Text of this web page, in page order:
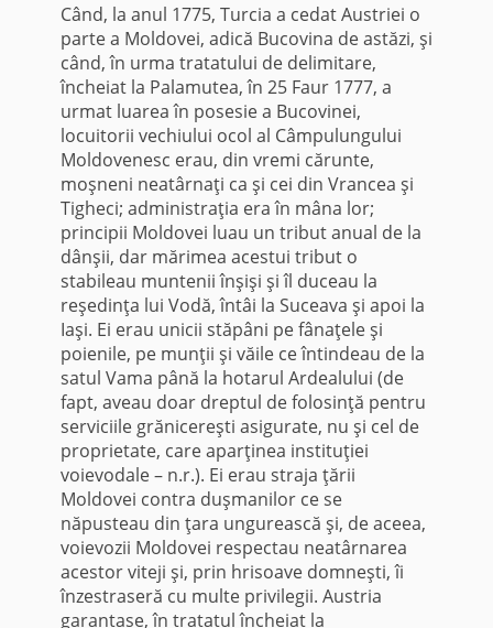
Când, la anul 1775, Turcia a cedat Austriei o
parte a Moldovei, adică Bucovina de astăzi, şi
când, în urma tratatului de delimitare,
încheiat la Palamutea, în 25 Faur 1777, a
urmat luarea în posesie a Bucovinei,
locuitorii vechiului ocol al Câmpulungului
Moldovenesc erau, din vremi cărunte,
moşneni neatârnaţi ca şi cei din Vrancea şi
Tigheci; administraţia era în mâna lor;
principii Moldovei luau un tribut anual de la
dânşii, dar mărimea acestui tribut o
stabileau muntenii înşişi şi îl duceau la
reşedinţa lui Vodă, întâi la Suceava şi apoi la
Iaşi. Ei erau unicii stăpâni pe fânaţele şi
poienile, pe munţii şi văile ce întindeau de la
satul Vama până la hotarul Ardealului (de
fapt, aveau doar dreptul de folosinţă pentru
serviciile grănicereşti asigurate, nu şi cel de
proprietate, care aparţinea instituţiei
voievodale – n.r.). Ei erau straja ţării
Moldovei contra duşmanilor ce se
năpusteau din ţara ungurească şi, de aceea,
voievozii Moldovei respectau neatârnarea
acestor viteji şi, prin hrisoave domneşti, îi
înzestraseră cu multe privilegii. Austria
garantase, în tratatul încheiat la